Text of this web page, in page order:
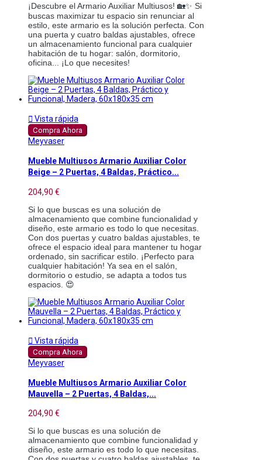
¡Descubre el Armario Auxiliar Multiusos! 🏡✨ Si
buscas maximizar tu espacio sin renunciar al
estilo, este armario es la solución perfecta. Con
una puerta y cuatro baldas ajustables, ofrece
un almacenamiento funcional para cualquier
habitación de tu hogar: salón, dormitorio,
oficina... ¡Lo que necesites!
 Vista rápida
Compra Ahora
Meyvaser
Mueble Multiusos Armario Auxiliar Color
Beige – 2 Puertas, 4 Baldas, Práctico...
204,90 €
Si lo que buscas es una solución de
almacenamiento que combine funcionalidad y
diseño, este armario es todo lo que necesitas.
Con dos puertas y cuatro baldas ajustables, te
ofrece el espacio ideal para mantener tu hogar
ordenado, sin sacrificar estilo. ¡Perfecto para
cualquier habitación! Ya sea en el salón,
dormitorio o estudio, se adapta a todos tus
espacios. 😍
 Vista rápida
Compra Ahora
Meyvaser
Mueble Multiusos Armario Auxiliar Color
Mauvella – 2 Puertas, 4 Baldas,...
204,90 €
Si lo que buscas es una solución de
almacenamiento que combine funcionalidad y
diseño, este armario es todo lo que necesitas.